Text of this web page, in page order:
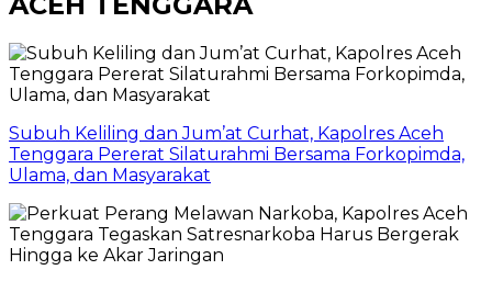
Subuh Keliling dan Jum’at Curhat, Kapolres Aceh
Tenggara Pererat Silaturahmi Bersama Forkopimda,
Ulama, dan Masyarakat